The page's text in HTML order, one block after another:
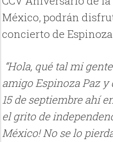
México, podrán
concierto de
“Hola, qué tal mi
amigo Espinoza Paz
15 de septiembre ahí
el grito de
México! No se lo